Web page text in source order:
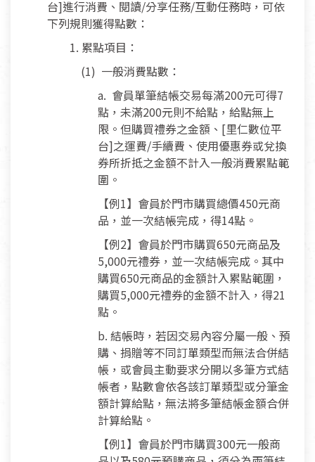
台]進行消費、閱讀/分享任務/互動任務時，可依
下列規則獲得點數：
1. 累點項目：
(1) 一般消費點數：
a. 會員單筆結帳交易每滿200元可得7
點，未滿200元則不給點，給點無上
限。但購買禮券之金額、[里仁數位平
台]之運費/手續費、使用優惠券或兌換
券所折抵之金額不計入一般消費累點範
圍。
【例1】會員於門市購買總價450元商
品，並一次結帳完成，得14點。
【例2】會員於門市購買650元商品及
5,000元禮券，並一次結帳完成。其中
購買650元商品的金額計入累點範圍，
購買5,000元禮券的金額不計入，得21
點。
b. 結帳時，若因交易內容分屬一般、預
購、捐贈等不同訂單類型而無法合併結
帳，或會員主動要求分開以多筆方式結
帳者，點數會依各該訂單類型或分筆金
額計算給點，無法將多筆結帳金額合併
計算給點。
【例1】會員於門市購買300元一般商